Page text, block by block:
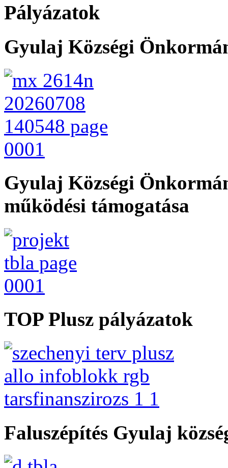
Pályázatok
Gyulaj Községi
Gyulaj Községi
működési támogatása
TOP Plusz pályázatok
Faluszépítés Gyulaj